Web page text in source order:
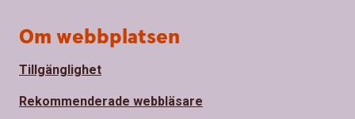
Om webbplatsen
Tillgänglighet
Rekommenderade webbläsare